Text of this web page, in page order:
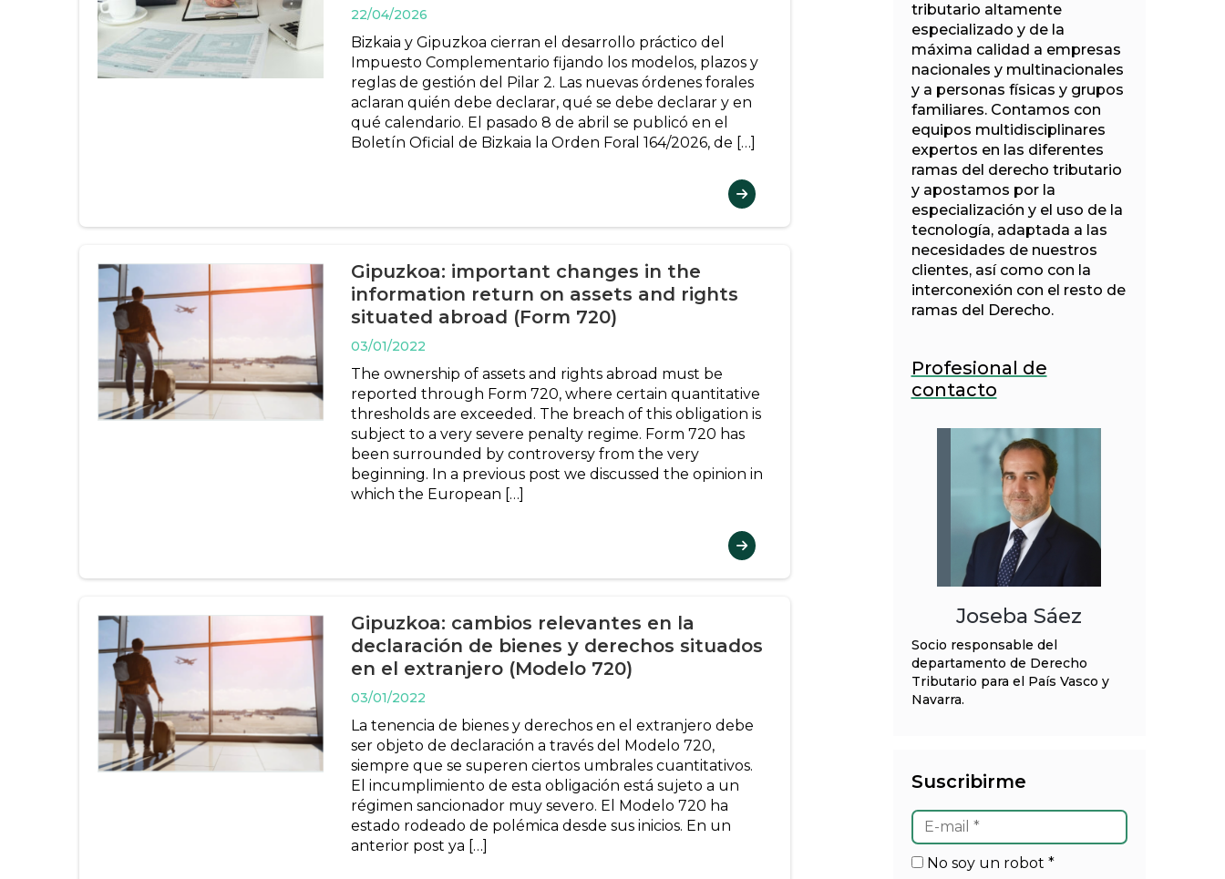
22/04/2026
Bizkaia y Gipuzkoa cierran el desarrollo práctico del
Impuesto Complementario fijando los modelos, plazos y
reglas de gestión del Pilar 2. Las nuevas órdenes forales
aclaran quién debe declarar, qué se debe declarar y en
qué calendario. El pasado 8 de abril se publicó en el
Boletín Oficial de Bizkaia la Orden Foral 164/2026, de […]
Gipuzkoa: important changes in the
information return on assets and rights
situated abroad (Form 720)
03/01/2022
The ownership of assets and rights abroad must be
reported through Form 720, where certain quantitative
thresholds are exceeded. The breach of this obligation is
subject to a very severe penalty regime. Form 720 has
been surrounded by controversy from the very
beginning. In a previous post we discussed the opinion in
which the European […]
Gipuzkoa: cambios relevantes en la
declaración de bienes y derechos situados
en el extranjero (Modelo 720)
03/01/2022
La tenencia de bienes y derechos en el extranjero debe
ser objeto de declaración a través del Modelo 720,
siempre que se superen ciertos umbrales cuantitativos.
El incumplimiento de esta obligación está sujeto a un
régimen sancionador muy severo. El Modelo 720 ha
estado rodeado de polémica desde sus inicios. En un
anterior post ya […]
tributario altamente
especializado y de la
máxima calidad a empresas
nacionales y multinacionales
y a personas físicas y grupos
familiares. Contamos con
equipos multidisciplinares
expertos en las diferentes
ramas del derecho tributario
y apostamos por la
especialización y el uso de la
tecnología, adaptada a las
necesidades de nuestros
clientes, así como con la
interconexión con el resto de
ramas del Derecho.
Profesional de
contacto
Joseba Sáez
Socio responsable del
departamento de Derecho
Tributario para el País Vasco y
Navarra.
Suscribirme
No soy un robot *